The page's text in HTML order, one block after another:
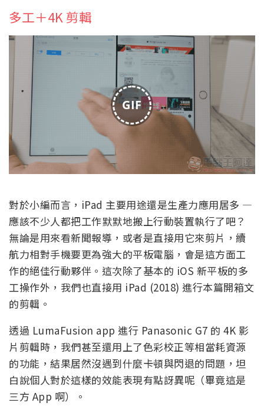
多工＋4K 剪輯
GIF
對於小編而言，iPad 主要用途還是生產力應用居多 —
應該不少人都把工作默默地搬上行動裝置執行了吧？
無論是用來看新聞報導，或者是直接用它來剪片，續
航力相對手機要更為強大的平板電腦，會是這方面工
作的絕佳行動夥伴。這次除了基本的 iOS 新平板的多
工操作外，我們也直接用 iPad (2018) 進行本篇開箱文
的剪輯。
透過 LumaFusion app 進行 Panasonic G7 的 4K 影
片剪輯時，我們甚至還用上了色彩校正等相當耗資源
的功能，結果居然沒遇到什麼卡頓與閃退的問題，坦
白說個人對於這樣的效能表現有點訝異呢（畢竟這是
三方 App 啊）。